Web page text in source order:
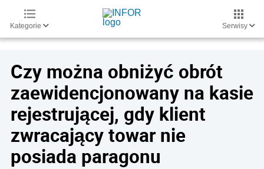
Kategorie Serwisy
Czy można obniżyć obrót
zaewidencjonowany na kasie
rejestrującej, gdy klient
zwracający towar nie
posiada paragonu